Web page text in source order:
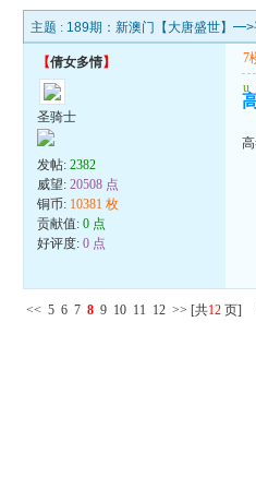
主题 : 189期：新澳门【大唐盛世】
【倩女多情】
圣骑士
发帖:2382
威望:20508 点
铜币: 10381 枚
贡献值:0 点
好评度:0 点
7
u
<< 5 6 7 8 9 10 11 12 >> [共12 页]